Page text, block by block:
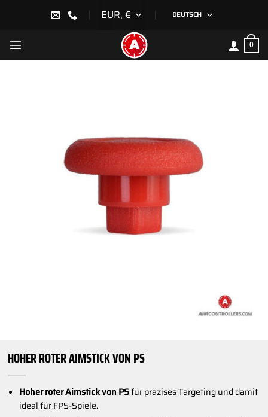
EUR, € DEUTSCH
0
HOHER ROTER AIMSTICK VON PS
Hoher roter Aimstick von PSfür präzises Targeting und damit
ideal für FPS-Spiele.